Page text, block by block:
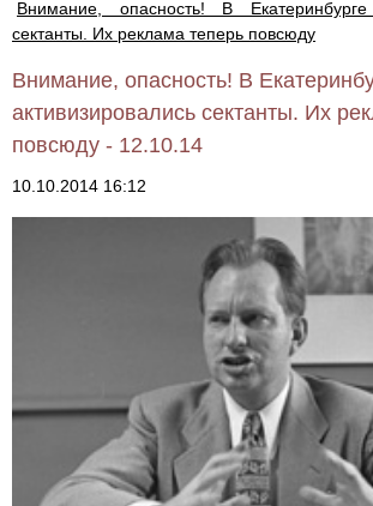
Внимание, опасность! В Екатеринбурге
сектанты. Их реклама теперь повсюду
Внимание, опасность! В
активизировались сектанты. Их
повсюду - 12.10.14
10.10.2014 16:12